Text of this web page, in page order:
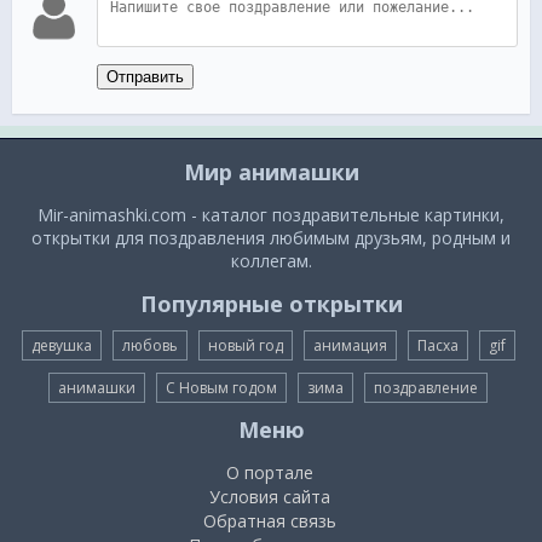
Отправить
Мир анимашки
Mir-animashki.com - каталог поздравительные картинки,
открытки для поздравления любимым друзьям, родным и
коллегам.
Популярные открытки
девушка любовь новый год анимация Пасха gif
анимашки С Новым годом зима поздравление
Меню
О портале
Условия сайта
Обратная связь